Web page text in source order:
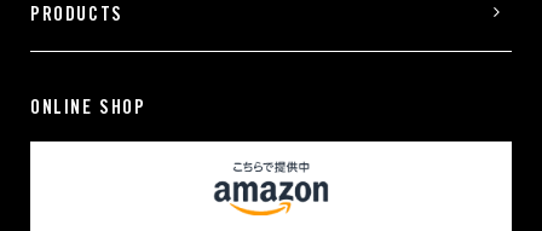
PRODUCTS
ONLINE SHOP